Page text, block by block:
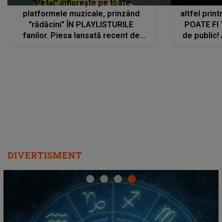
"Petal" înflorește pe toate
platformele muzicale, prinzând
"rădăcini" ÎN PLAYLISTURILE
fanilor. Piesa lansată recent de
altfel
POATE FI
de public!
DIVERTISMENT